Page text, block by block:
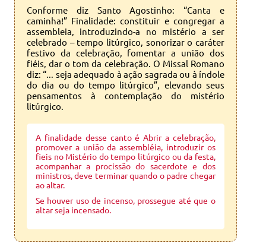
Conforme diz Santo Agostinho: “Canta e
caminha!” Finalidade: constituir e congregar a
assembleia, introduzindo-a no mistério a ser
celebrado – tempo litúrgico, sonorizar o caráter
festivo da celebração, fomentar a união dos
fiéis, dar o tom da celebração. O Missal Romano
diz: “... seja adequado à ação sagrada ou à índole
do dia ou do tempo litúrgico”, elevando seus
pensamentos à contemplação do mistério
litúrgico.
A finalidade desse canto é Abrir a celebração,
promover a união da assembléia, introduzir os
fieis no Mistério do tempo litúrgico ou da festa,
acompanhar a procissão do sacerdote e dos
ministros, deve terminar quando o padre chegar
ao altar.
Se houver uso de incenso, prossegue até que o
altar seja incensado.